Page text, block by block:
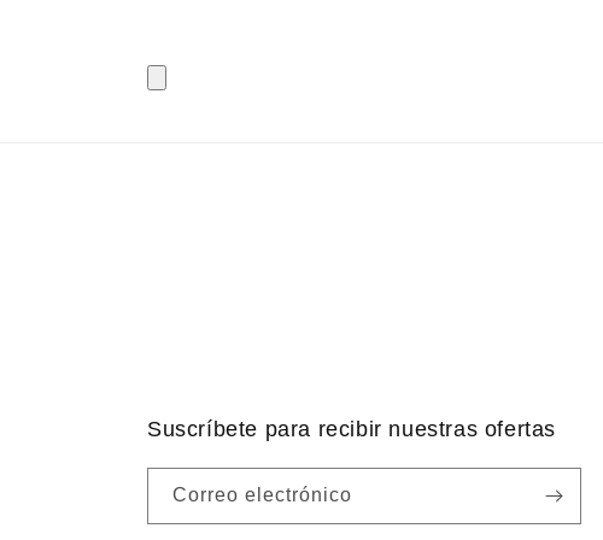
Suscríbete para recibir nuestras ofertas
Correo electrónico